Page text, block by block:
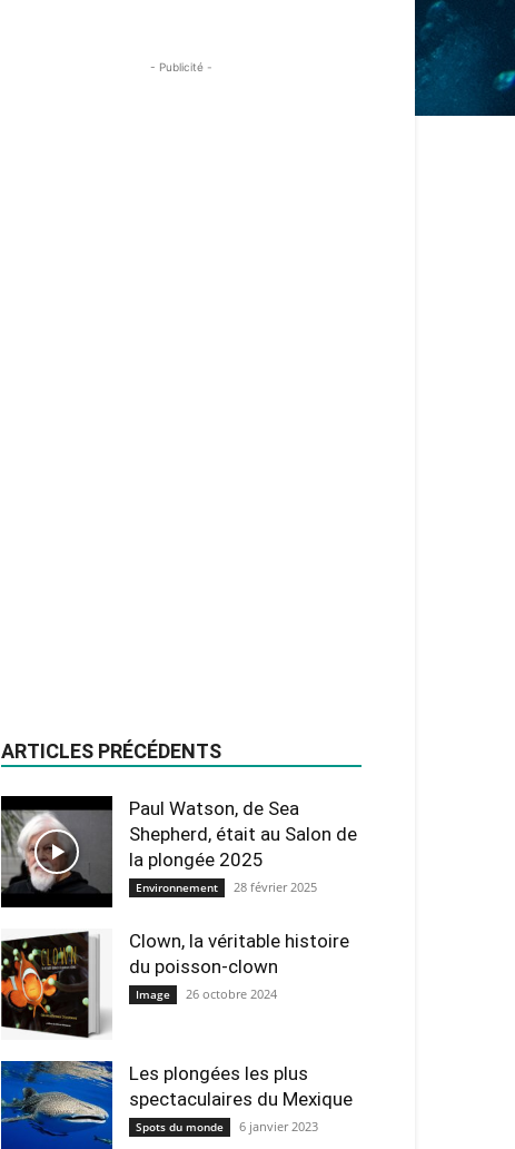
- Publicité -
ARTICLES PRÉCÉDENTS
Paul Watson, de Sea
Shepherd, était au Salon de
la plongée 2025
Environnement 28 février 2025
Clown, la véritable histoire
du poisson-clown
Image 26 octobre 2024
Les plongées les plus
spectaculaires du Mexique
Spots du monde 6 janvier 2023